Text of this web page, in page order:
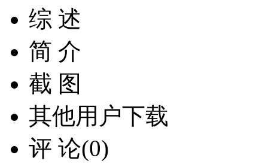
综 述
简 介
截 图
其他用户下载
评 论(0)